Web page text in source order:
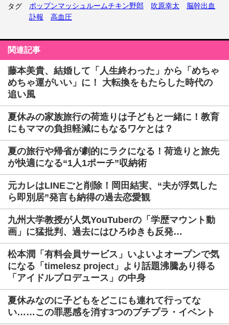
タグ ポップンマッシュルームチキン野郎 吹原幸太
脳幹出血
訃報
高血圧
関連記事
藤本美貴、結婚して「人生終わった」から「めちゃ
めちゃ運がいい」に！ 大転換をもたらした時代の
追い風
夏休みの家族旅行の荷造りは子どもと一緒に！教育
にもママの負担軽減にもなるワケとは？
夏の旅行や帰省が劇的にラクになる！荷造りと旅先
が快適になる“1人1ポーチ”収納術
元カレはLINEごと削除！岡田結実、“夫が浮気した
ら即別居”発言も納得の過去恋愛観
九州大学教授が人気YouTuberの「学歴マウント動
画」に猛批判、過去にはひろゆきも反発…
松本潤「有料会員サービス」いよいよオープンで気
になる「timelesz project」より話題沸騰あり得る
「アイドルプロデュース」の中身
夏休みなのに子どもをどこにも連れて行ってな
い……この罪悪感を消す3つのプチプラ・イベント